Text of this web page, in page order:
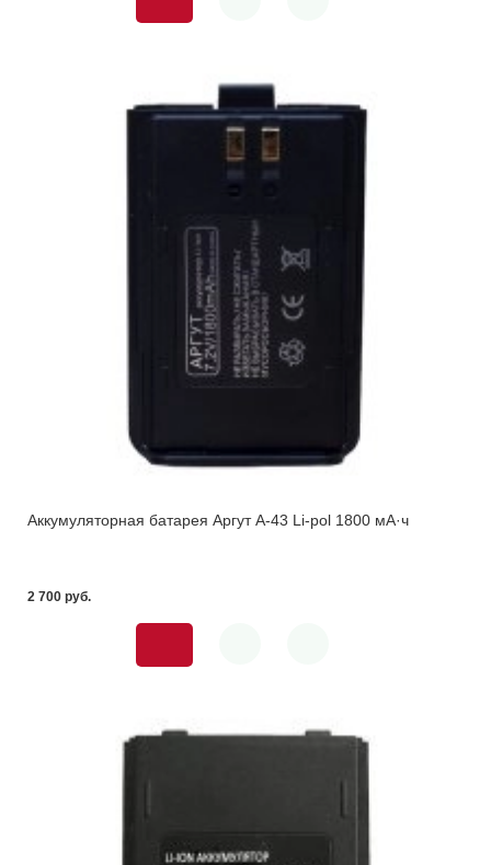
Аккумуляторная батарея Аргут А-43 Li-pol 1800 мА·ч
2 700 pуб.